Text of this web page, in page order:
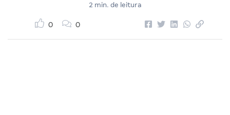
2 min. de leitura
0 0